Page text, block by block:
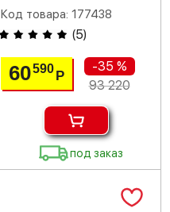
Код товара: 177438
(5)
60590 Р
-35 %
93 220
под заказ